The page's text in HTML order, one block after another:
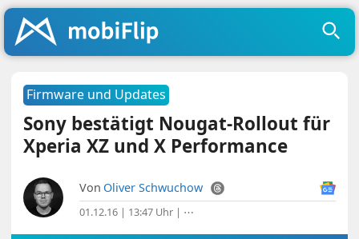
Firmware und Updates
Sony bestätigt Nougat-Rollout für
Xperia XZ und X Performance
Von Oliver Schwuchow
01.12.16 | 13:47 Uhr | ⋯